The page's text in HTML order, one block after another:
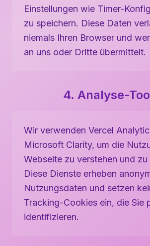
Einstellungen wie Timer-
zu speichern. Diese Daten
niemals Ihren Browser und
an uns oder Dritte übermittelt.
4. Analyse-
Wir verwenden Vercel
Microsoft Clarity, um die
Webseite zu verstehen und zu
Diese Dienste erheben
Nutzungsdaten und setzen
Tracking-Cookies ein, die Sie
identifizieren.